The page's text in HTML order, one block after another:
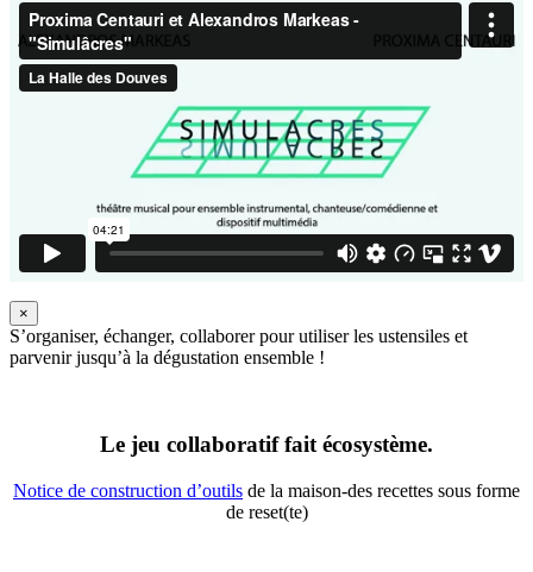
×
S’organiser, échanger, collaborer pour utiliser les ustensiles et
parvenir jusqu’à la dégustation ensemble !
Le jeu collaboratif fait écosystème.
Notice de construction d’outils de la maison-des recettes sous forme
de reset(te)